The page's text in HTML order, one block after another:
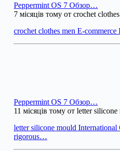
Peppermint OS 7 Обзор…
7 місяців тому от crochet
crochet clothes men E-
Peppermint OS 7 Обзор…
11 місяців тому от letter silicone
letter silicone mould
rigorous…